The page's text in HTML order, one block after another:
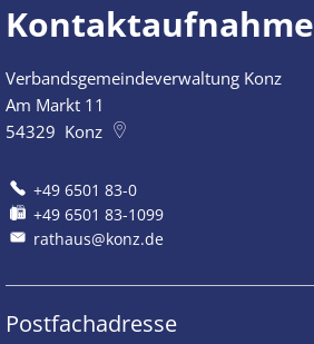
Kontaktaufnahme
Verbandsgemeindeverwaltung Konz
Am Markt 11
54329 Konz
+49 6501 83-0
+49 6501 83-1099
rathaus@konz.de
Postfachadresse